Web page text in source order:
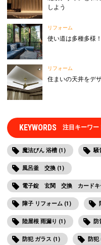
しよう
リフォーム
使い道は多種多様
リフォーム
住まいの天井をデ
KEYWORDS 注目キーワー
魔法びん 浴槽 (1) 騒
風呂釜 交換 (1)
電子錠 玄関 交換 カードキ
障子 リフォーム (1)
陸屋根 雨漏り (1) 防
防犯 ガラス (1) 防犯